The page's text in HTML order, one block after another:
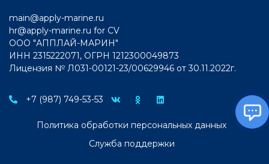
main@apply-marine.ru
hr@apply-marine.ru for CV
ООО "АППЛАЙ-МАРИН"
ИНН 2315222071, ОГРН 1212300049873
Лицензия № Л031-00121-23/00629946 от 30.11.2022г.
+7 (987) 749-53-53
Политика обработки персональных данных
Служба поддержки